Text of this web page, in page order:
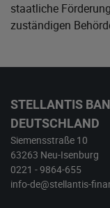
staatliche
zuständigen
STELLANTIS
DEUTSCHLAND
Siemensstraße 10
63263 Neu-Isenburg
0221 - 9864-655
info-de@stellantis-